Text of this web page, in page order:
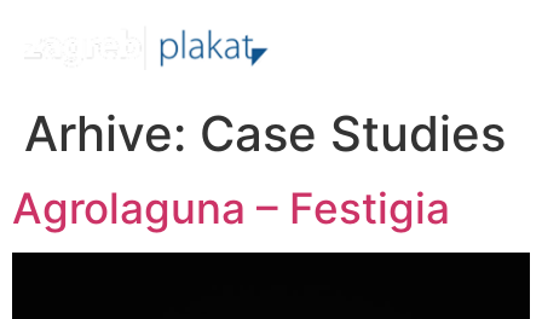
Arhive: Case Studies
Agrolaguna – Festigia